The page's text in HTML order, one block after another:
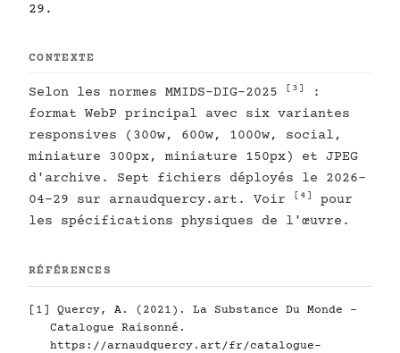
29.
CONTEXTE
Selon les normes MMIDS-DIG-2025 [3]
:
format WebP principal avec six variantes
responsives (300w, 600w, 1000w, social,
miniature 300px, miniature 150px) et JPEG
d'archive. Sept fichiers déployés le 2026-
04-29 sur arnaudquercy.art. Voir
[4]
pour
les spécifications physiques de l'œuvre.
RÉFÉRENCES
[1]
Quercy, A. (2021). La Substance Du Monde -
Catalogue Raisonné.
https://arnaudquercy.art/fr/catalogue-